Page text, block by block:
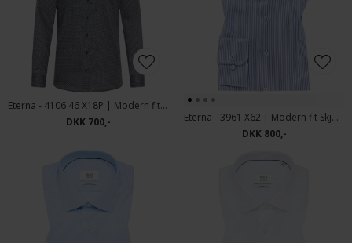
Eterna - 4106 46 X18P | Modern fit Skjorte 46 Grå
DKK 700,-
Eterna - 3961 X62 | Modern fit Skjorte Blå
DKK 800,-